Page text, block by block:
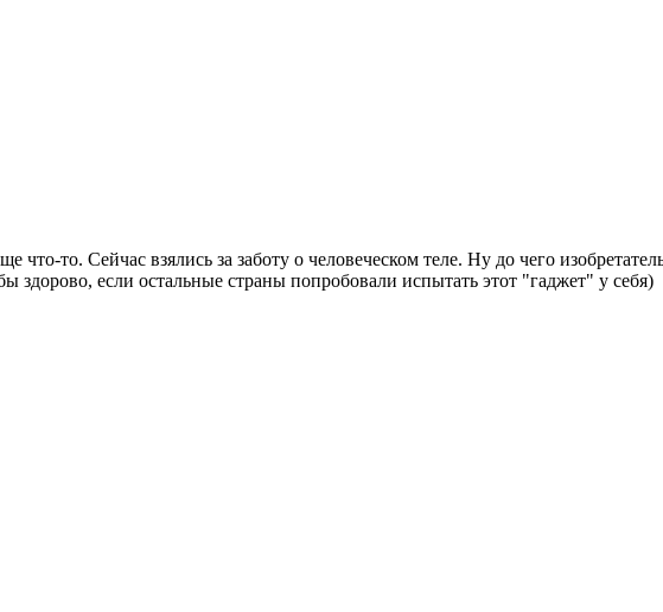
то. Сейчас взялись за заботу о человеческом теле. Ну до чего
если остальные страны попробовали испытать этот "гаджет" у себя)